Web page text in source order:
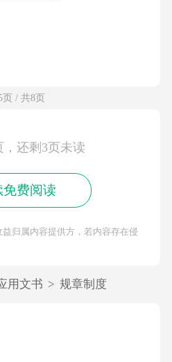
页 / 共8页
，还剩3页未读
免费阅读
归属内容提供方，若内容存在侵
用文书 > 规章制度